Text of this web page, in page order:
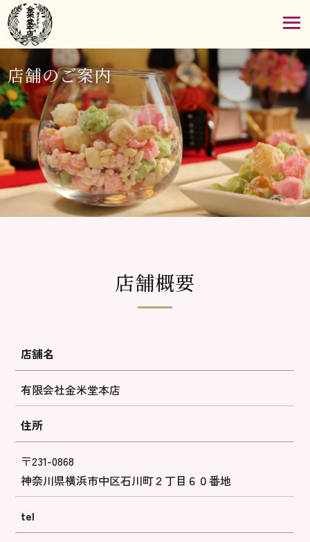
店舗のご案内
店舗概要
店舗名
有限会社金米堂本店
住所
〒231-0868
神奈川県横浜市中区石川町２丁目６０番地
tel